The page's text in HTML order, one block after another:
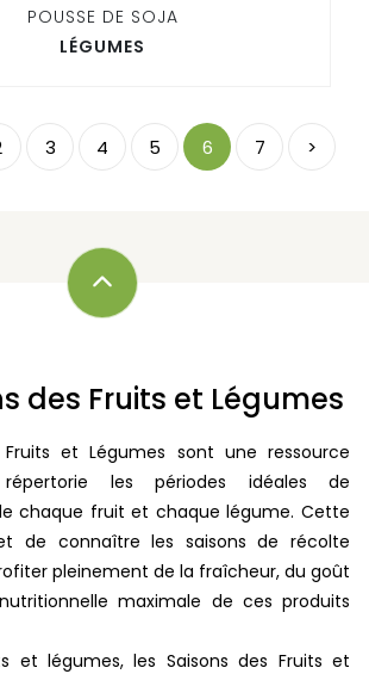
POUSSE DE SOJA
LÉGUMES
3 4 5 6 7 >
des Fruits et Légumes
Fruits et Légumes sont une ressource
les périodes idéales de
chaque fruit et chaque légume. Cette
de connaître les saisons de récolte
pleinement de la fraîcheur, du goût
maximale de ces produits
et légumes, les Saisons des Fruits et